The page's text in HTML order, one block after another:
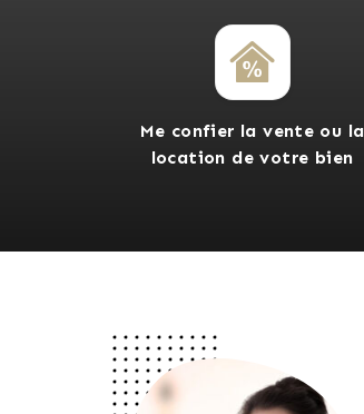
Me confier la vente ou la
location de votre bien